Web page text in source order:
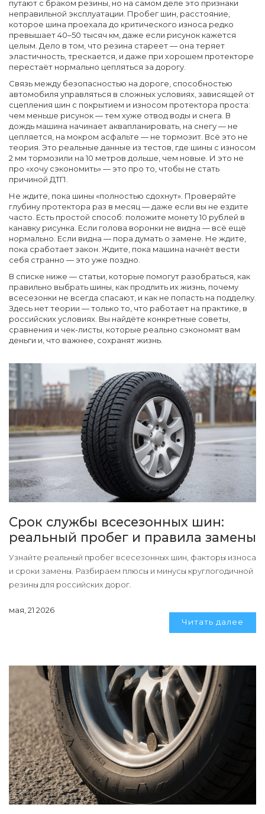
путают с браком резины, но на самом деле это признаки
неправильной эксплуатации. Пробег шин расстояние,
которое шина проехала до критического износа редко
превышает 40–50 тысяч км, даже если рисунок кажется
целым. Дело в том, что резина стареет — она теряет
эластичность, трескается, и даже при хорошем протекторе
перестаёт нормально цепляться за дорогу.
Связь между безопасностью на дороге способностью
автомобиля управляться в сложных условиях, зависящей от
сцепления шин с покрытием и износом протектора проста:
чем меньше рисунок — тем хуже отвод воды и снега. В
дождь машина начинает аквапланировать, на снегу — не
цепляется, на мокром асфальте — не тормозит. Всё это не
теория. Это реальные данные из тестов, где шины с износом
2 мм тормозили на 10 метров дольше, чем новые. И это не
про «хочу сэкономить» — это про то, чтобы не стать
причиной ДТП.
Не ждите, пока шины «полностью сдохнут». Проверяйте
глубину протектора раз в месяц — даже если вы не ездите
часто. Есть простой способ: положите монету 10 рублей в
канавку рисунка. Если голова воронки не видна — всё ещё
нормально. Если видна — пора думать о замене. Не ждите,
пока сработает закон. Ждите, пока машина начнёт вести
себя странно — это уже поздно.
В списке ниже — статьи, которые помогут разобраться, как
правильно выбрать шины, как продлить их жизнь, почему
всесезонки не всегда спасают, и как не попасть на подделку.
Здесь нет теории — только то, что работает на практике, в
российских условиях. Вы найдёте конкретные советы,
сравнения и чек-листы, которые реально сэкономят вам
деньги и, что важнее, сохранят жизнь.
Срок службы всесезонных шин:
реальный пробег и правила замены
Узнайте реальный пробег всесезонных шин, факторы износа
и сроки замены. Разбираем плюсы и минусы круглогодичной
резины для российских дорог.
мая, 21 2026
Читать далее